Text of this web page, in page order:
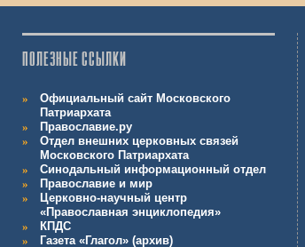
ПОЛЕЗНЫЕ ССЫЛКИ
Официальный сайт Московского
Патриархата
Православие.ру
Отдел внешних церковных связей
Московского Патриархата
Синодальный информационный отдел
Православие и мир
Церковно-научный центр
«Православная энциклопедия»
КПДС
Газета «Глагол» (архив)